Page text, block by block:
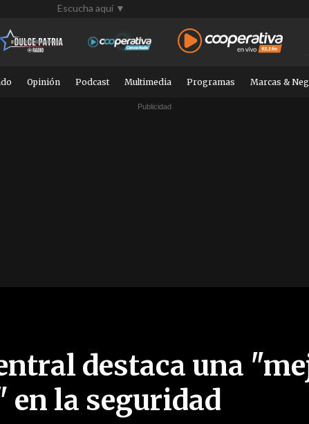
Escucha aquí ▼
Opinión Podcast Multimedia Programas Marcas &
destaca una
la seguridad